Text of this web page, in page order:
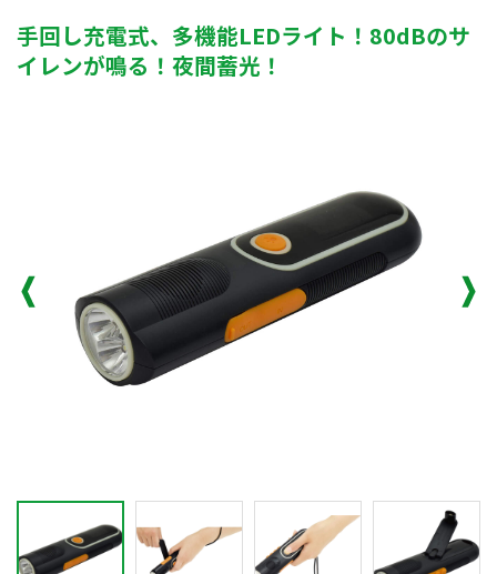
手回し充電式、多機能LEDライト！80dBのサ
イレンが鳴る！夜間蓄光！